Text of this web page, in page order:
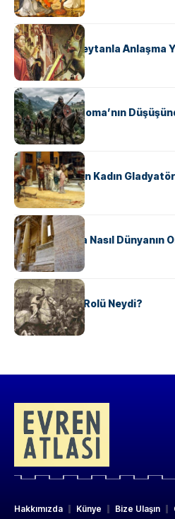
KÜLTÜR
II. Silvester: Şeytanla Anlaşma
KÜLTÜR
Ostrogotlar Roma’nın
Ele Geçirdi?
KÜLTÜR
Antik Roma’nın Kadın
KÜLTÜR
Antik Yunanca Nasıl Dünyanın
KÜLTÜR
Valdensler’in Rolü Neydi?
Hakkımızda Künye Bize Ulaşın